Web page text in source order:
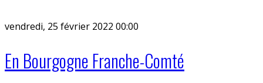
vendredi, 25 février 2022 00:00
En Bourgogne Franche-Comté